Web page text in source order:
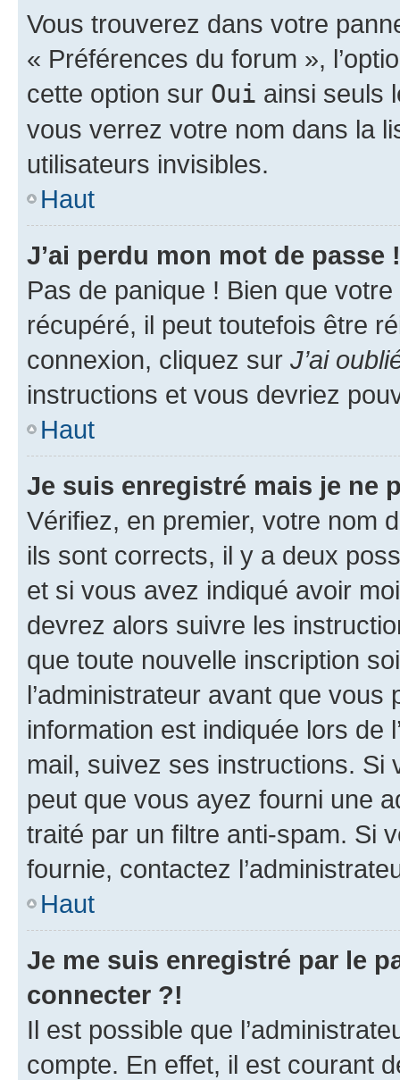
Vous trouverez dans votre
« Préférences du forum »,
cette option sur Oui ainsi seuls
vous verrez votre nom dans la
utilisateurs invisibles.
Haut
J’ai perdu mon mot de passe !
Pas de panique ! Bien que
récupéré, il peut toutefois être
connexion, cliquez sur J’ai
instructions et vous devriez
Haut
Je suis enregistré mais je ne
Vérifiez, en premier, votre nom
ils sont corrects, il y a deux
et si vous avez indiqué avoir
devrez alors suivre les
que toute nouvelle inscription
l’administrateur avant que
information est indiquée lors de
mail, suivez ses instructions. Si
peut que vous ayez fourni une
traité par un filtre anti-spam. Si
fournie, contactez
Haut
Je me suis enregistré par le
connecter ?!
Il est possible que
compte. En effet, il est courant